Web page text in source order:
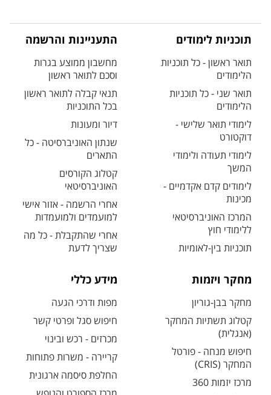
תוכניות לימודים
תואר ראשון - כל תוכניות
הלימודים
תואר שני - כל תוכניות
הלימודים
לימודי תואר שלישי -
דוקטורט
לימודי תעודה ולימודי
המשך
לימודים קדם אקדמיים -
מכינות
המרכז האוניברסיטאי
ללימודי חוץ
תוכניות בין-לאומיות
התעניינות והרשמה
מחשבון ממוצע בגרות
וסכם לתואר ראשון
תנאי קבלה לתואר ראשון
בכל התוכניות
דיור ומעונות
שנתון האוניברסיטה - כל
התארים
קטלוג הקורסים
האוניברסיטאי
אחרי הרשמה - אזור אישי
למועמדים ולמועמדות
אחרי שהתקבלת - כל מה
שצריך לדעת
מחקר ויזמות
מחקר בבן-גוריון
קטלוג תשתיות המחקר
(אנגלית)
חיפוש מנחה - פורטל
המחקר (CRIS)
מרכז יזמות 360
מידע כללי
מפות ודרכי הגעה
חיפוש סגל ופרטי קשר
מכרזים - רכש ובינוי
קריירה - משרות פתוחות
החלפת סיסמה ארגונית